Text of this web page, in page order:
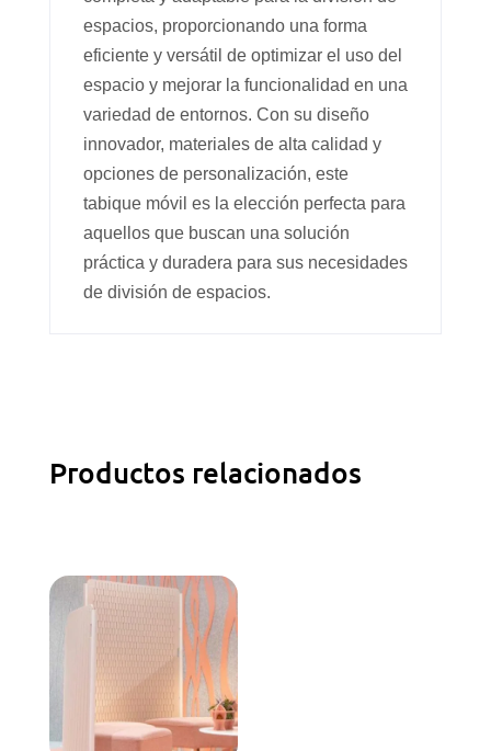
espacios, proporcionando una forma
eficiente y versátil de optimizar el uso del
espacio y mejorar la funcionalidad en una
variedad de entornos. Con su diseño
innovador, materiales de alta calidad y
opciones de personalización, este
tabique móvil es la elección perfecta para
aquellos que buscan una solución
práctica y duradera para sus necesidades
de división de espacios.
Productos relacionados